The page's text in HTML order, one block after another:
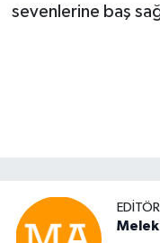
sevenlerine baş